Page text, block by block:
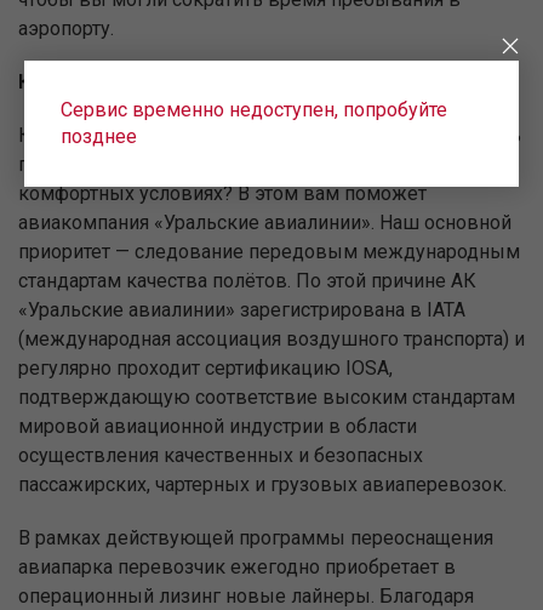
аэропорту.
Комфортные и безопасные авиаперелёты
Как купить билет на самолёт из Баку с багажом и быть
полностью уверенным, что перелёт пройдёт в самых
комфортных условиях? В этом вам поможет
авиакомпания «Уральские авиалинии». Наш основной
приоритет — следование передовым международным
стандартам качества полётов. По этой причине АК
«Уральские авиалинии» зарегистрирована в IATA
(международная ассоциация воздушного транспорта) и
регулярно проходит сертификацию IOSA,
подтверждающую соответствие высоким стандартам
мировой авиационной индустрии в области
осуществления качественных и безопасных
пассажирских, чартерных и грузовых авиаперевозок.
В рамках действующей программы переоснащения
авиапарка перевозчик ежегодно приобретает в
операционный лизинг новые лайнеры. Благодаря
Сервис временно недоступен, попробуйте
позднее